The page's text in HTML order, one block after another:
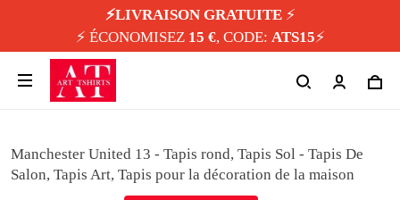
⚡️LIVRAISON GRATUITE⚡️
⚡️ ÉCONOMISEZ 15 €, CODE: ATS15⚡️
Manchester United 13 - Tapis rond, Tapis Sol - Tapis De
Salon, Tapis Art, Tapis pour la décoration de la maison